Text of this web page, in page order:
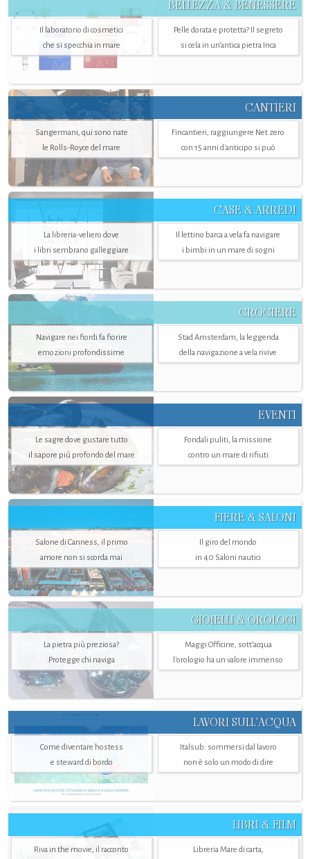
BELLEZZA & BENESSERE
Il laboratorio di cosmetici
che si specchia in mare
Pelle dorata e protetta? Il segreto
si cela in un’antica pietra Inca
CANTIERI
Sangermani, qui sono nate
le Rolls-Royce del mare
Fincantieri, raggiungere Net zero
con 15 anni d'anticipo si può
CASE & ARREDI
La libreria-veliero dove
i libri sembrano galleggiare
Il lettino barca a vela fa navigare
i bimbi in un mare di sogni
CROCIERE
Navigare nei fiordi fa fiorire
emozioni profondissime
Stad Amsterdam, la leggenda
della navigazione a vela rivive
EVENTI
Le sagre dove gustare tutto
il sapore più profondo del mare
Fondali puliti, la missione
contro un mare di rifiuti
FIERE & SALONI
Salone di Canness, il primo
amore non si scorda mai
Il giro del mondo
in 40 Saloni nautici
GIOIELLI & OROLOGI
La pietra più preziosa?
Protegge chi naviga
Maggi Officine, sott’acqua
l'orologio ha un valore immenso
LAVORI SULL’ACQUA
Come diventare hostess
e steward di bordo
Italsub: sommersi dal lavoro
non è solo un modo di dire
LIBRI & FILM
Riva in the movie, il racconto
Libreria Mare di carta,